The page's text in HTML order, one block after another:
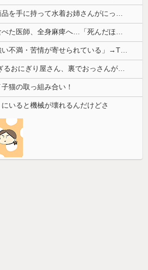
会社のカメラ部で「商品を手に持って水着お姉さんがにっこり」を撮影、だがお姉さんは素人アルバイトで親バレした結果……
【九州名物】鶏刺し食べた医師、全身麻痺へ…「死んだほうが良かったと思っていた」
熊本県知事「報道に強い不満・苦情が寄せられている」→TBSの報道特集がまさにそれな件
【画像】 例の美人すぎるおにぎり屋さん、裏でおっさんが握っていたｗｗｗｗｗｗｗｗｗｗｗｗｗｗｗｗｗ
猫の取っ組み合い！
にいると機械が壊れるんだけどさ